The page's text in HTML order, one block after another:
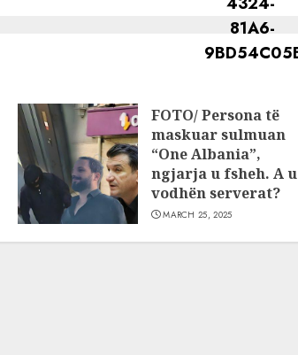
FOTO/ Persona të
maskuar sulmuan
“One Albania”,
ngjarja u fsheh. A u
vodhën serverat?
MARCH 25, 2025